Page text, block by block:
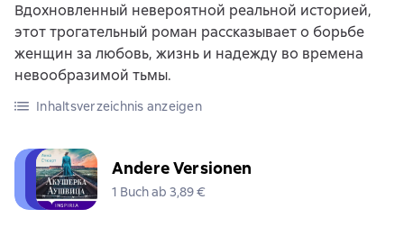
Вдохновленный невероятной реальной историей,
этот трогательный роман рассказывает о борьбе
женщин за любовь, жизнь и надежду во времена
невообразимой тьмы.
Inhaltsverzeichnis anzeigen
Andere Versionen
1 Buch ab 3,89 €